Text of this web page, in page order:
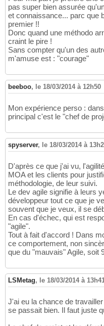
pas super bien assurée
et connaissance... parc que
premier !!
Donc quand une méthodo
craint le pire !
Sans compter qu'un des
m'amuse est : "courage"
beeboo, le 18/03/2014 à 12h50
Mon expérience perso :
principal c'est le "chef de
spyserver, le 18/03/2014 à
D'après ce que j'ai vu,
MOA et les clients pour
méthodologie, de leur suivi.
Le dev agile signifie à leurs
développeur tout ce que je
souvent que je veux, il se
En cas d'échec, qui est
"agile".
Tout à fait d'accord ! Dans
ce comportement, non
que du "mauvais" Agile, soit
LSMetag, le 18/03/2014 à
J'ai eu la chance de
se passait bien. Il faut juste